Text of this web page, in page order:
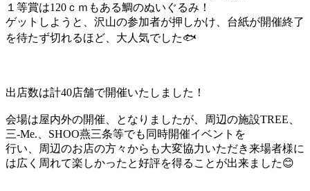
１等賞は120ｃｍもある鯛のぬいぐるみ！
ゲットしようと、沢山の参加者が押しかけ、台紙が開催終了
を待たず切れるほど、大人気でした🐟
出店数は計40店舗で開催いたしました！
会場は屋内外の開催、となりましたが、周辺の施設TREE、
三-Me.、SHOO燕三条等でも同時開催イベントを
行い、周辺のお店の方々からも大変協力いただき来場者様に
は広く周れて楽しかったと好評を得ることが出来ました😊